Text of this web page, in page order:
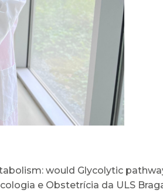
would Glycolytic
e Obstetrícia da ULS